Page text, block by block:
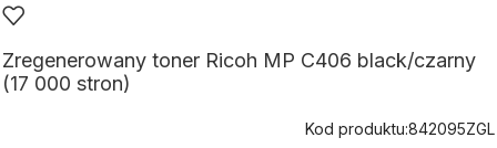
Zregenerowany toner Ricoh MP C406 black/czarny
(17 000 stron)
Kod produktu:842095ZGL